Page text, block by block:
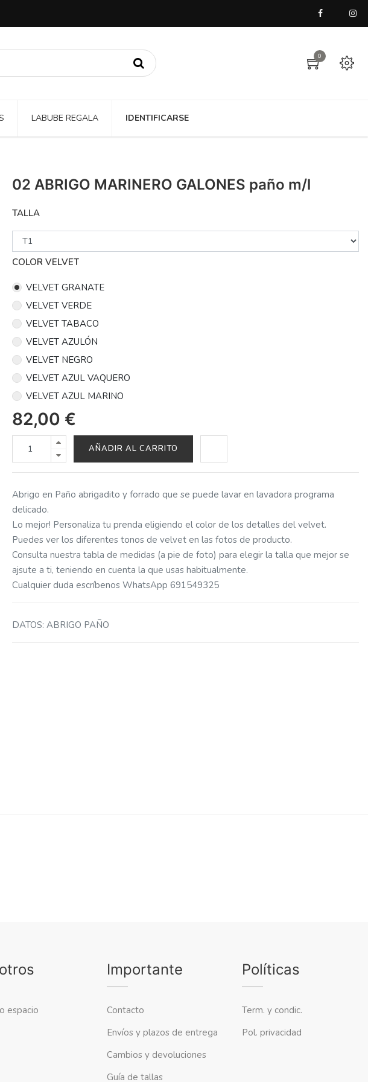
0
LABUBE REGALA IDENTIFICARSE
02 ABRIGO MARINERO GALONES paño m/l
TALLA
COLOR VELVET
VELVET GRANATE
VELVET VERDE
VELVET TABACO
VELVET AZULÓN
VELVET NEGRO
VELVET AZUL VAQUERO
VELVET AZUL MARINO
82,00 €
AÑADIR AL CARRITO
Abrigo en Paño abrigadito y forrado que se puede lavar en lavadora programa
delicado.
Lo mejor! Personaliza tu prenda eligiendo el color de los detalles del velvet.
Puedes ver los diferentes tonos de velvet en las fotos de producto.
Consulta nuestra tabla de medidas (a pie de foto) para elegir la talla que mejor se
ajsute a ti, teniendo en cuenta la que usas habitualmente.
Cualquier duda escríbenos WhatsApp 691549325
DATOS:ABRIGO PAÑO
espacio
Importante
Contacto
Envíos y plazos de entrega
Cambios y devoluciones
Guía de tallas
Políticas
Term. y condic.
Pol. privacidad